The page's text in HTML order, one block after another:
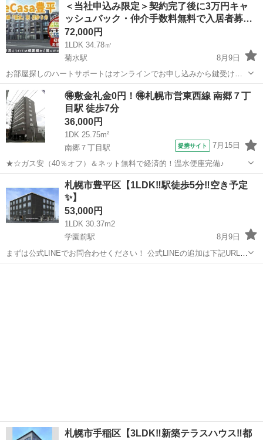
です🛻 ガレージ内は洗車・メンテナンスも可能、電動シャッターとコ
ンセントも完備❗️...
＜当社申込み限定＞契約完了後に3万円キャ
ッシュバック・仲介手数料無料で入居者募…
72,000円
1LDK 34.78㎡
菊水駅
8月9日
お部屋探しのハートサポートはオンラインでお申し込みから鍵受け渡
しまで行える不動産仲介会社です😊 多くのご要望を頂いていたクレジ
ットカード決済も導入済みですので全国のお客様からお問い合わせを
お待ちしております！ LINE公...
北海道 札幌市 菊水駅 マンション 無料
🉐敷金礼金0円！🉐札幌市営東西線 南郷７丁
目駅 徒歩7分
36,000円
1DK 25.75m²
南郷７丁目駅
提携サイト 7月15日
★☆ガス安（40％オフ）＆ネット無料で経済的！温水便座完備♪
札幌市 南郷７丁目駅 マンション
札幌市豊平区【1LDK‼️駅徒歩5分‼️空き予定
✨】
53,000円
1LDK 30.37m2
学園前駅
8月9日
まずは公式LINEでお問合わせください！ 公式LINEの追加は下記URLか
ら👇 https://lin.ee/wAoo6nnt ※投稿IDを教えてください🙋‍♂️ 【交通】 地
札幌市手稲区【3LDK‼️新築テラスハウス‼️都